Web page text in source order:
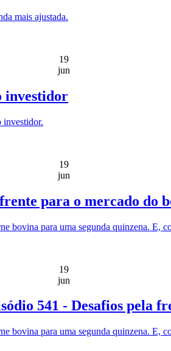
mais ajustada.
19
jun
investidor
investidor.
19
jun
para o mercado do
bovina para uma segunda quinzena. E,
19
jun
541 - Desafios pela
bovina para uma segunda quinzena. E,